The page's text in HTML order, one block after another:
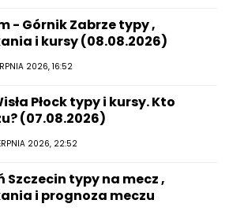
- Górnik Zabrze typy ,
i kursy (08.08.2026)
2026, 16:52
Płock typy i kursy. Kto
(07.08.2026)
2026, 22:52
Szczecin typy na mecz ,
i prognoza meczu